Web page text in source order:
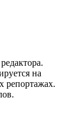
на
репортажах.